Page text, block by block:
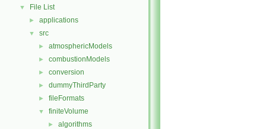
▼ File List
► applications
▼ src
► atmosphericModels
► combustionModels
► conversion
► dummyThirdParty
► fileFormats
▼ finiteVolume
► algorithms